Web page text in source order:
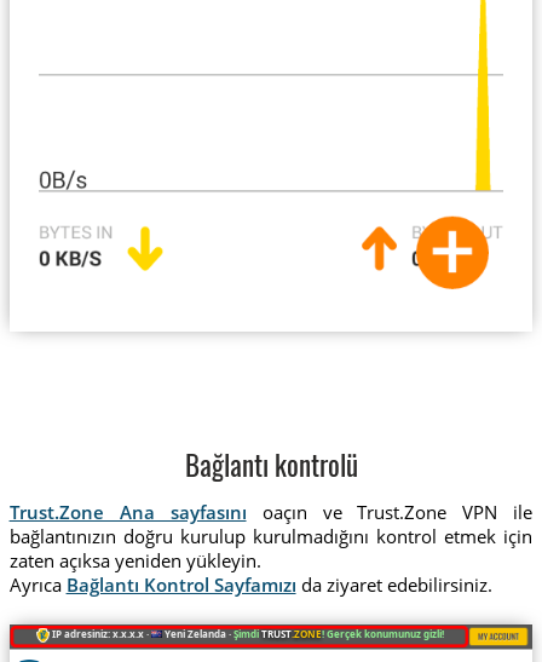
Bağlantı kontrolü
Trust.Zone Ana sayfasını oaçın ve Trust.Zone VPN ile
bağlantınızın doğru kurulup kurulmadığını kontrol etmek için
zaten açıksa yeniden yükleyin.
Ayrıca Bağlantı Kontrol Sayfamızı da ziyaret edebilirsiniz.
IP adresiniz: x.x.x.x · Yeni Zelanda ·ŞimdiTRUST.ZONE! Gerçek konumunuz gizli!